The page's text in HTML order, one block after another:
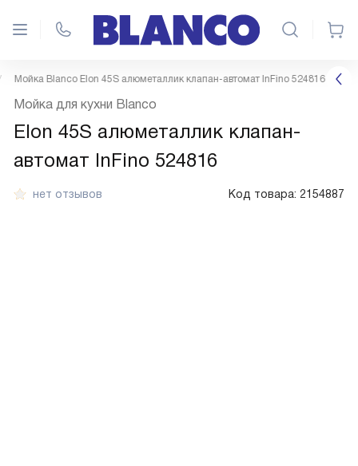
Мойка Blanco Elon 45S алюметаллик клапан-автомат InFino 524816
нет отзывов Код товара: 2154887
Мойка для кухни Blanco
Elon 45S алюметаллик клапан-
автомат InFino 524816